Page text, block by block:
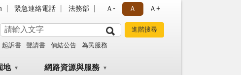
緊急連絡電話 法務部 Ａ- Ａ Ａ+
起訴書 聲請書 偵結公告 為民服務
地 網路資源與服務